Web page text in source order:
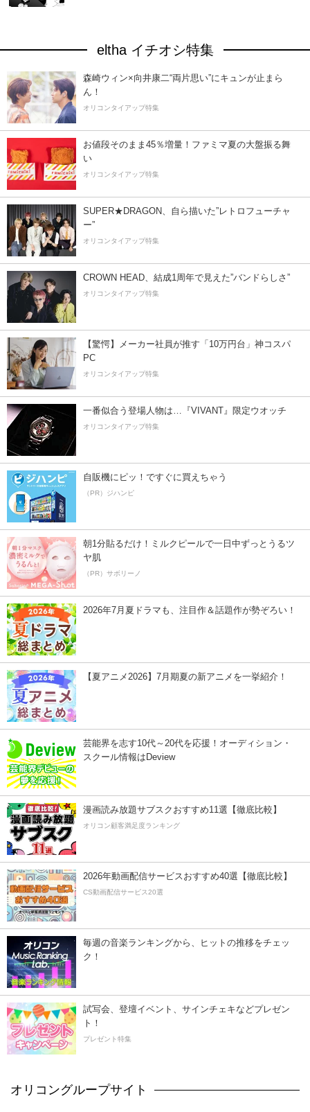
eltha イチオシ特集
森崎ウィン×向井康二“両片思い”にキュンが止まら
ん！
オリコンタイアップ特集
お値段そのまま45％増量！ファミマ夏の大盤振る舞
い
オリコンタイアップ特集
SUPER★DRAGON、自ら描いた”レトロフューチャ
ー”
オリコンタイアップ特集
CROWN HEAD、結成1周年で見えた”バンドらしさ”
オリコンタイアップ特集
【驚愕】メーカー社員が推す「10万円台」神コスパ
PC
オリコンタイアップ特集
一番似合う登場人物は…『VIVANT』限定ウオッチ
オリコンタイアップ特集
自販機にピッ！ですぐに買えちゃう
（PR）ジハンピ
朝1分貼るだけ！ミルクピールで一日中ずっとうるツ
ヤ肌
（PR）サボリーノ
2026年7月夏ドラマも、注目作＆話題作が勢ぞろい！
【夏アニメ2026】7月期夏の新アニメを一挙紹介！
芸能界を志す10代～20代を応援！オーディション・
スクール情報はDeview
漫画読み放題サブスクおすすめ11選【徹底比較】
オリコン顧客満足度ランキング
2026年動画配信サービスおすすめ40選【徹底比較】
CS動画配信サービス20選
毎週の音楽ランキングから、ヒットの推移をチェッ
ク！
試写会、登壇イベント、サインチェキなどプレゼン
ト！
プレゼント特集
オリコングループサイト